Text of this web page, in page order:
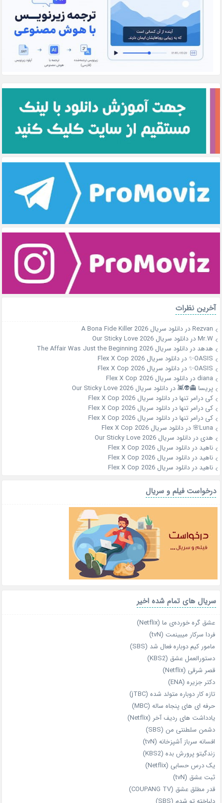
آخرین نظرات
Rezvanدردانلود سریال A Bona Fide Killer 2026
Mr.Wدردانلود سریال Our Sticky Love 2026
هدهد دردانلود سریال The Affair Was Just the Beginning 2026
OASIS✨
دردانلود سریال Flex X Cop 2026
OASIS✨
دردانلود سریال Flex X Cop 2026
diana دردانلود سریال Flex X Cop 2026
پریسا 👻👽👾دردانلود سریال Our Sticky Love 2026
کی درامر تنهادردانلود سریال Flex X Cop 2026
کی درامر تنهادردانلود سریال Flex X Cop 2026
کی درامر تنهادردانلود سریال Flex X Cop 2026
Luna🌸
دردانلود سریال Flex X Cop 2026
هدی دردانلود سریال Our Sticky Love 2026
ناهید دردانلود سریال Flex X Cop 2026
ناهید دردانلود سریال Flex X Cop 2026
ناهید دردانلود سریال Flex X Cop 2026
درخواست فیلم و سریال
سریال های تمام شده اخیر
عشق گره خورده‌ی ما (Netflix)
فردا سرکار میبینمت (tvN)
مامور کیم دوباره فعال شد (SBS)
دستورالعمل عشق (KBS2)
قصر شرقی (Netflix)
دکتر جزیره (ENA)
تازه‌ کار دوباره‌ متولد شده (jTBC)
حرفه‌ ای‌ های پنجاه‌ ساله (MBC)
یادداشت‌ های ردیف آخر (Netflix)
دشمن سلطنتی من (SBS)
افسانه سرباز آشپزخانه (tvN)
زندگیتو پرورش بده (KBS2)
یک درس حسابی (Netflix)
ثبت عشق (tvN)
قدر مطلق عشق (COUPANG TV)